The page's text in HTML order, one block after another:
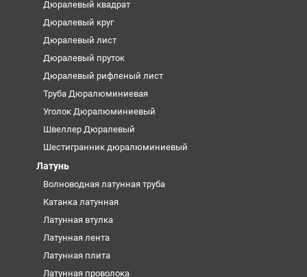
Дюралевый квадрат
Дюралевый круг
Дюралевый лист
Дюралевый пруток
Дюралевый рифленый лист
Труба Дюралюминиевая
Уголок Дюралюминиевый
Швеллер Дюралевый
Шестигранник дюралюминиевый
Латунь
Волноводная латунная труба
Катанка латунная
Латунная втулка
Латунная лента
Латунная плита
Латунная проволока